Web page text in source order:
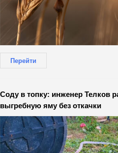
Перейти
Соду в топку: инженер Телков
выгребную яму без откачки